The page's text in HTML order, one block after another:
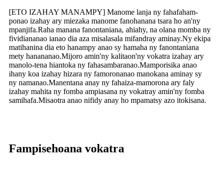
[ETO IZAHAY MANAMPY] Manome lanja ny fahafaham-
ponao izahay ary miezaka manome fanohanana tsara ho an'ny
mpanjifa.Raha manana fanontaniana, ahiahy, na olana momba ny
fividiananao ianao dia aza misalasala mifandray aminay.Ny ekipa
matihanina dia eto hanampy anao sy hamaha ny fanontaniana
mety hanananao.Mijoro amin'ny kalitaon'ny vokatra izahay ary
manolo-tena hiantoka ny fahasambaranao.Mamporisika anao
ihany koa izahay hizara ny famoronanao manokana aminay sy
ny namanao.Manentana anay ny fahaiza-mamorona ary faly
izahay mahita ny fomba ampiasana ny vokatray amin'ny fomba
samihafa.Misaotra anao nifidy anay ho mpamatsy azo itokisana.
Fampisehoana vokatra